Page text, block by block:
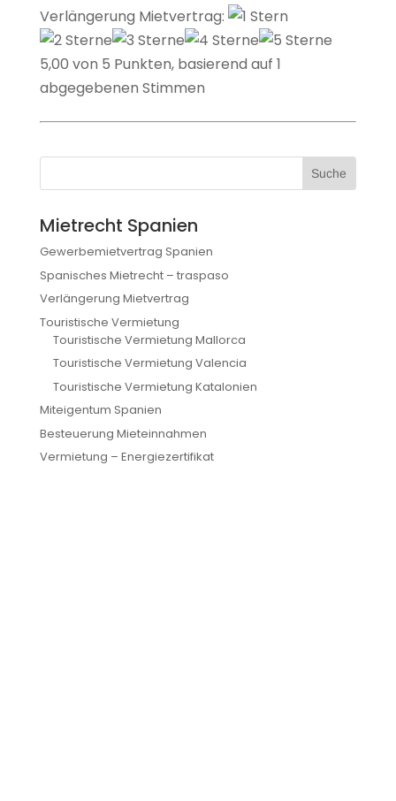
Verlängerung Mietvertrag:
5,00 von 5 Punkten, basierend auf 1
abgegebenen Stimmen
Mietrecht Spanien
Gewerbemietvertrag Spanien
Spanisches Mietrecht – traspaso
Verlängerung Mietvertrag
Touristische Vermietung
Touristische Vermietung Mallorca
Touristische Vermietung Valencia
Touristische Vermietung Katalonien
Miteigentum Spanien
Besteuerung Mieteinnahmen
Vermietung – Energiezertifikat